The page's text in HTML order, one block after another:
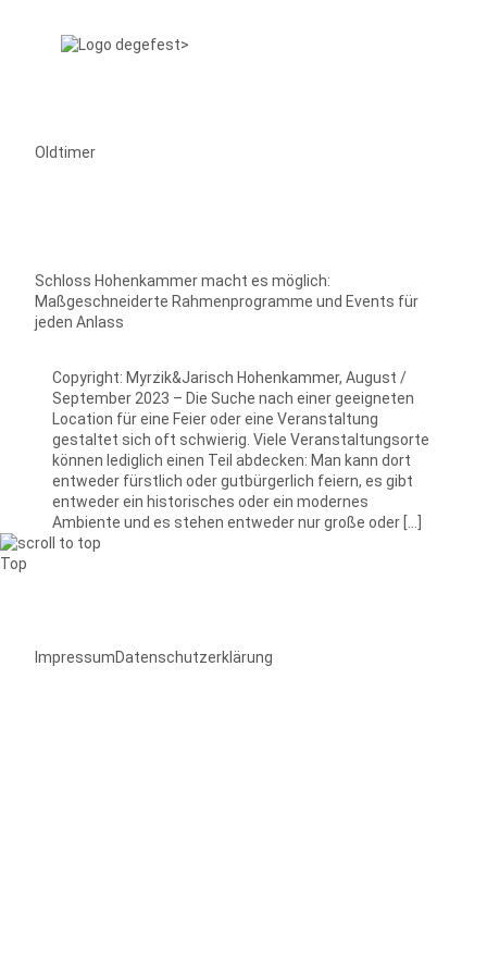
Oldtimer
Schloss Hohenkammer macht es möglich:
Maßgeschneiderte Rahmenprogramme und Events für
jeden Anlass
Copyright: Myrzik&Jarisch Hohenkammer, August /
September 2023 – Die Suche nach einer geeigneten
Location für eine Feier oder eine Veranstaltung
gestaltet sich oft schwierig. Viele Veranstaltungsorte
können lediglich einen Teil abdecken: Man kann dort
entweder fürstlich oder gutbürgerlich feiern, es gibt
entweder ein historisches oder ein modernes
Ambiente und es stehen entweder nur große oder […]
Top
ImpressumDatenschutzerklärung